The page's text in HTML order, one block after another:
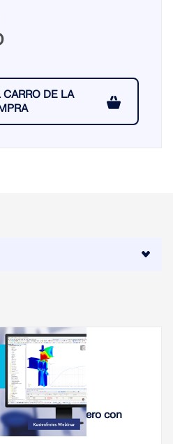
CARRO DE LA
de acero con